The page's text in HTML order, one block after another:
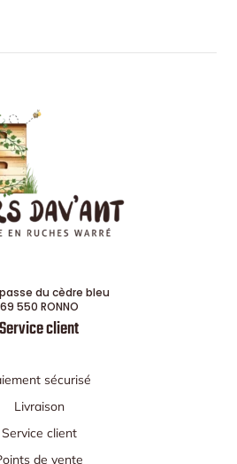
du cèdre bleu
69 550 RONNO
Service client
sécurisé
Livraison
Service client
de vente